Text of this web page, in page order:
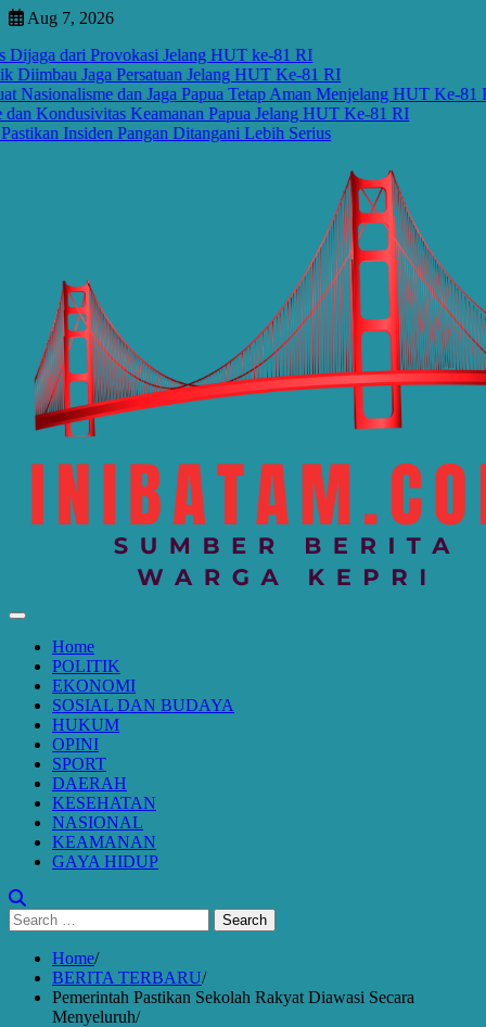
Skip
content
Aug 7, 2026
dari Provokasi Jelang HUT ke-81 RI
Jaga Persatuan Jelang HUT Ke-81 RI
dan Jaga Papua Tetap Aman Menjelang HUT Ke-81 RI
Keamanan Papua Jelang HUT Ke-81 RI
Insiden Pangan Ditangani Lebih Serius
Home
POLITIK
EKONOMI
SOSIAL DAN BUDAYA
HUKUM
OPINI
SPORT
DAERAH
KESEHATAN
NASIONAL
KEAMANAN
GAYA HIDUP
Search
for:
Home
BERITA TERBARU
Pemerintah Pastikan Sekolah Rakyat Diawasi Secara
Menyeluruh